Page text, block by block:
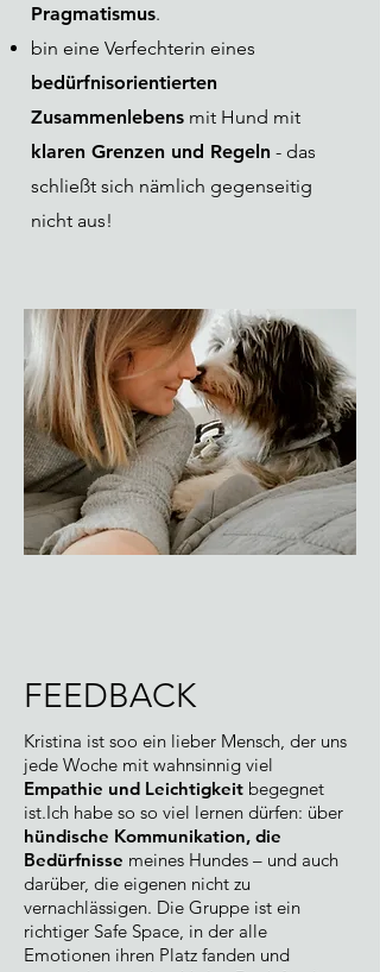
Pragmatismus.
bin eine Verfechterin eines
bedürfnisorientierten
Zusammenlebens mit Hund mit
klaren Grenzen und Regeln - das
schließt sich nämlich gegenseitig
nicht aus!
FEEDBACK
Kristina ist soo ein lieber Mensch, der uns
jede Woche mit wahnsinnig viel
Empathie und Leichtigkeit begegnet
ist.Ich habe so so viel lernen dürfen: über
hündische Kommunikation, die
Bedürfnisse meines Hundes – und auch
darüber, die eigenen nicht zu
vernachlässigen. Die Gruppe ist ein
richtiger Safe Space , in der alle
Emotionen ihren Platz fanden und